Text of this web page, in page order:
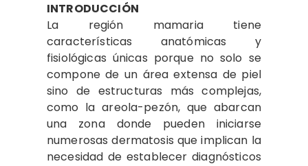
INTRODUCCIÓN
La región mamaria tiene
características anatómicas y
fisiológicas únicas porque no solo se
compone de un área extensa de piel
sino de estructuras más complejas,
como la areola-pezón, que abarcan
una zona donde pueden iniciarse
numerosas dermatosis que implican la
necesidad de establecer diagnósticos